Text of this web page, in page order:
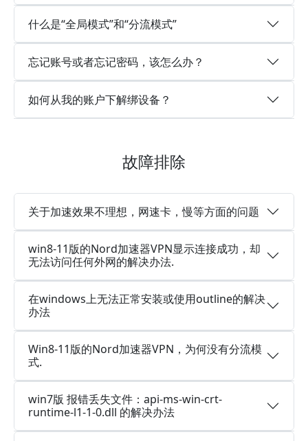
什么是“全局模式”和“分流模式”
忘记账号或者忘记密码，该怎么办？
如何从我的账户下解绑设备？
故障排除
关于加速效果不理想，网速卡，慢等方面的问题
win8-11版的Nord加速器VPN显示连接成功，却
无法访问任何外网的解决办法.
在windows上无法正常安装或使用outline的解决
办法
Win8-11版的Nord加速器VPN，为何没有分流模
式.
win7版 报错丢失文件：api-ms-win-crt-
runtime-l1-1-0.dll 的解决办法